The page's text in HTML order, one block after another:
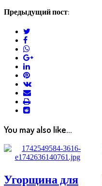
Предыдущий пост:
facebook
google+
linkedin
pinterest
vkontakte
email
print
reddit
reddit
You may also like...
Угорщина для